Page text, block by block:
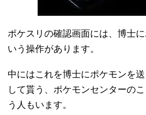
ポケスリの確認画面には、博士
いう操作があります。
中にはこれを博士にポケモンを
して貰う、ポケモンセンターの
う人もいます。